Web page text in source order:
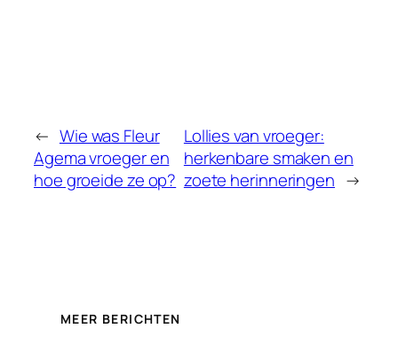
← Wie was Fleur
Agema vroeger en
hoe groeide ze op?
Lollies van vroeger:
herkenbare smaken en
zoete herinneringen →
MEER BERICHTEN